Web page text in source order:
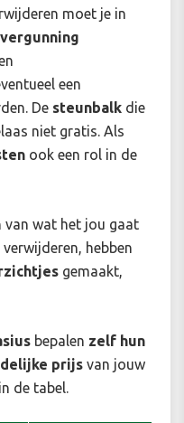
moet je in
een
De steunbalk die
niet gratis. Als
ook een rol in de
van wat het jou gaat
hebben
gemaakt,
bepalen zelf hun
prijs van jouw
de tabel.